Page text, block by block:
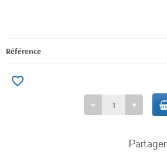
Référence
favorite_border
Partager